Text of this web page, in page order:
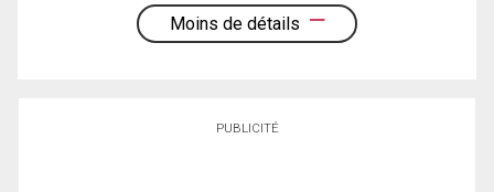
Moins de détails
PUBLICITÉ